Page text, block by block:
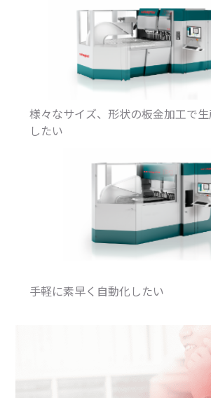
様々なサイズ、形状の板金加工で
したい
手軽に素早く自動化したい